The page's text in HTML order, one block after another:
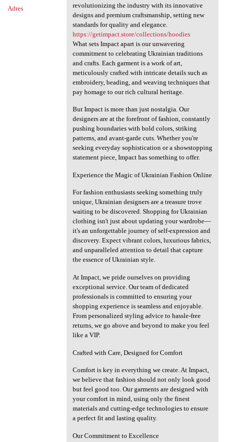
Adres
revolutionizing the industry with its innovative
designs and premium craftsmanship, setting new
standards for quality and elegance.
https://getimpact.store/collections/hoodies
What sets Impact apart is our unwavering
commitment to celebrating Ukrainian traditions
and crafts. Each garment is a work of art,
meticulously crafted with intricate details such as
embroidery, beading, and weaving techniques that
pay homage to our rich cultural heritage.
But Impact is more than just nostalgia. Our
designers are at the forefront of fashion, constantly
pushing boundaries with bold colors, striking
patterns, and avant-garde cuts. Whether you're
seeking everyday sophistication or a showstopping
statement piece, Impact has something to offer.
Experience the Magic of Ukrainian Fashion Online
For fashion enthusiasts seeking something truly
unique, Ukrainian designers are a treasure trove
waiting to be discovered. Shopping for Ukrainian
clothing isn't just about updating your wardrobe—
it's an unforgettable journey of self-expression and
discovery. Expect vibrant colors, luxurious fabrics,
and unparalleled attention to detail that capture
the essence of Ukrainian style.
At Impact, we pride ourselves on providing
exceptional service. Our team of dedicated
professionals is committed to ensuring your
shopping experience is seamless and enjoyable.
From personalized styling advice to hassle-free
returns, we go above and beyond to make you feel
like a VIP.
Crafted with Care, Designed for Comfort
Comfort is key in everything we create. At Impact,
we believe that fashion should not only look good
but feel good too. Our garments are designed with
your comfort in mind, using only the finest
materials and cutting-edge technologies to ensure
a perfect fit and lasting quality.
Our Commitment to Excellence